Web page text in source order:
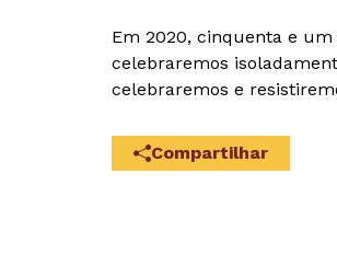
Em 2020, cinquenta e um
celebraremos
celebraremos e
Compartilhar